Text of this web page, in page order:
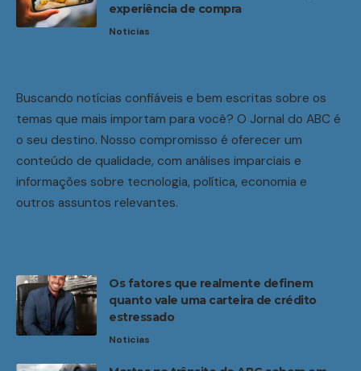
experiência de compra
Noticias
Buscando notícias confiáveis e bem escritas sobre os
temas que mais importam para você? O Jornal do ABC é
o seu destino. Nosso compromisso é oferecer um
conteúdo de qualidade, com análises imparciais e
informações sobre tecnologia, política, economia e
outros assuntos relevantes.
Os fatores que realmente definem
quanto vale uma carteira de crédito
estressado
Noticias